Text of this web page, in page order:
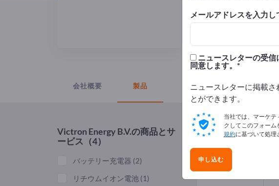
製造元 オランダ
会社概要 製品
Victron Energy B.V.の商品とサ
ービス（4）
バッテリー充電器 (2)
リチウムイオン電池 (1)
メールアドレスを入力し
ニュースレターの受
同意します。
ニュースレターに掲載
とができます。
当社では、マーケ
クしてこのフォーム
規約に基づいて処理
申し込む